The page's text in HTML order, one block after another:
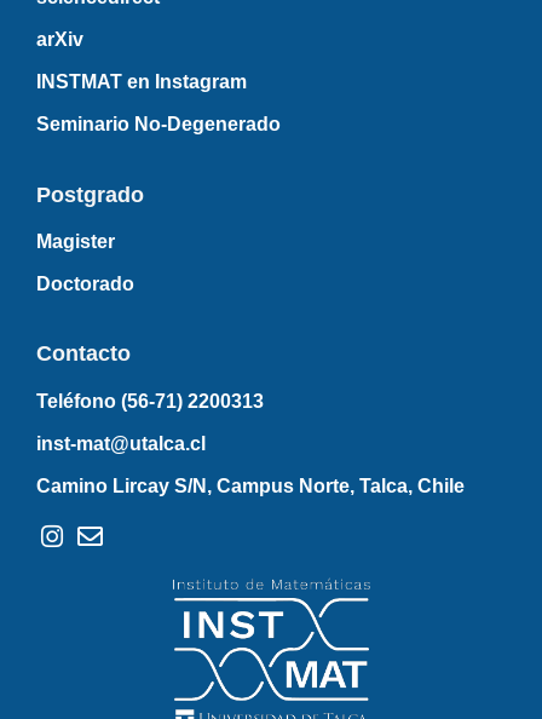
arXiv
INSTMAT en Instagram
Seminario No-Degenerado
Postgrado
Magister
Doctorado
Contacto
Teléfono (56-71) 2200313
inst-mat@utalca.cl
Camino Lircay S/N, Campus Norte, Talca, Chile